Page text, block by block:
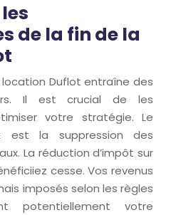
de la fin de la
Duflot entraîne des
Il est crucial de les
votre stratégie. Le
est la suppression des
La réduction d’impôt sur
cesse. Vos revenus
imposés selon les règles
potentiellement votre